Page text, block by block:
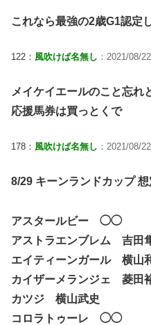
これなら最強の2歳G1認定
122： 風吹けば名無し ：2021/08/
メイケイエールのこと忘れ
応援馬券は買っとくで
178： 風吹けば名無し ：2021/08/
8/29 キーンランドカップ 想
アスタールビー ◯◯
アストラエンブレム 吉田
エイティーンガール 横山
カイザーメランジェ 菱田
カツジ 横山武史
コロラトゥーレ ◯◯